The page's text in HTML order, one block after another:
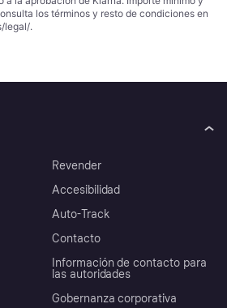
los términos y resto de condiciones en
legal/.
Revender
Accesibilidad
Auto-Track
Contacto
Información de contacto para
las autoridades
Gobernanza corporativa